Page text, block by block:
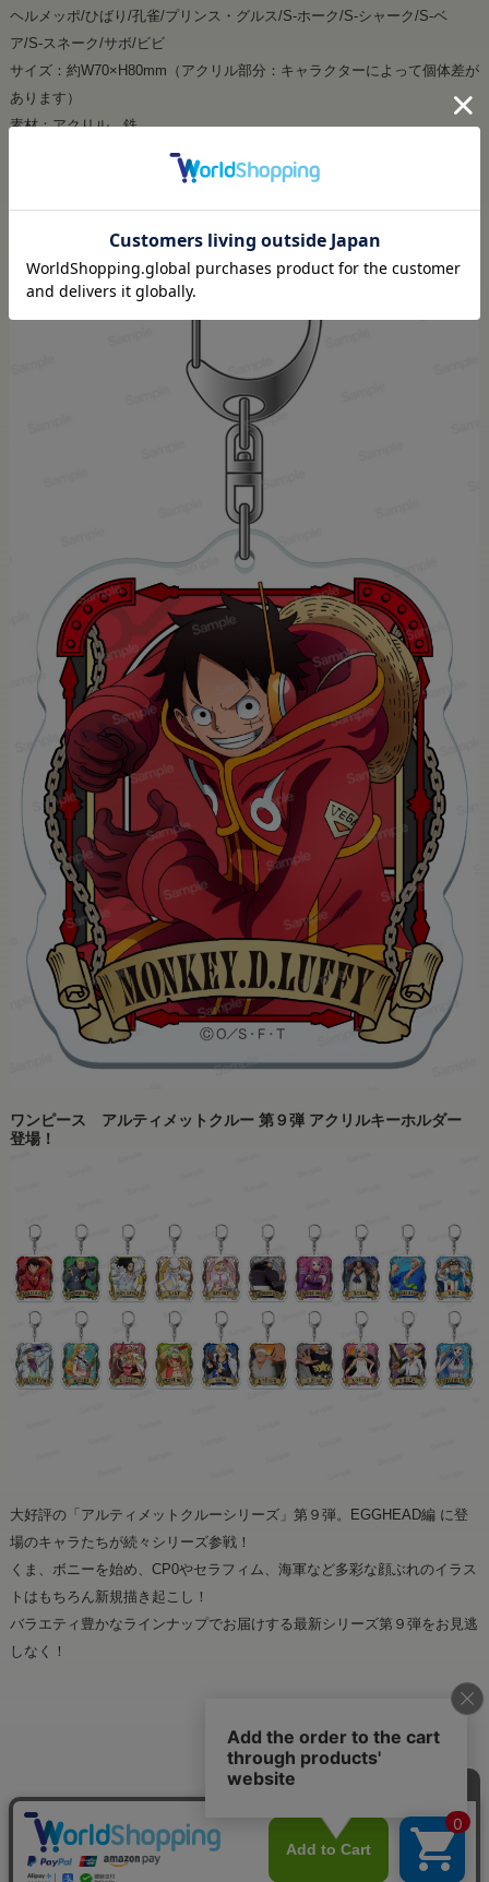
ヘルメッポ/ひばり/孔雀/プリンス・グルス/S-ホーク/S-シャーク/S-ベ
ア/S-スネーク/サボ/ビビ
サイズ：約W70×H80mm（アクリル部分：キャラクターによって個体差が
あります）
素材：アクリル、鉄
ワンピース アルティメットクルー 第９弾 アクリルキーホルダー
登場！
大好評の「アルティメットクルーシリーズ」第９弾。EGGHEAD編 に登
場のキャラたちが続々シリーズ参戦！
くま、ボニーを始め、CP0やセラフィム、海軍など多彩な顔ぶれのイラス
トはもちろん新規描き起こし！
バラエティ豊かなラインナップでお届けする最新シリーズ第９弾をお見逃
しなく！